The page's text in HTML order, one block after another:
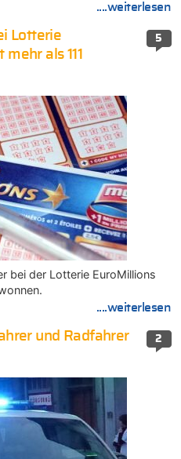
....weiterlesen
5
Lotterie
als 111
bei der Lotterie EuroMillions
....weiterlesen
2
und Radfahrer